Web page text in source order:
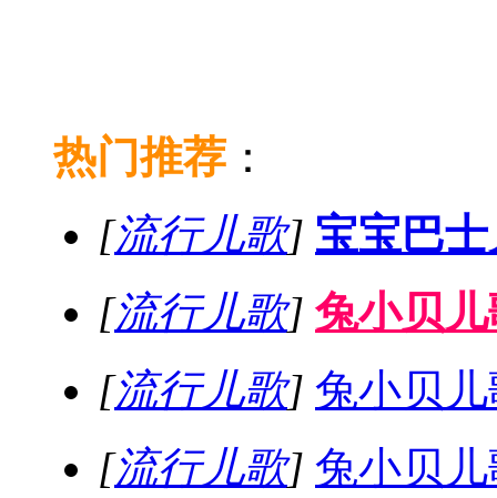
热门推荐：
[流行儿歌] 宝宝巴
[流行儿歌] 兔小贝
[流行儿歌] 兔小贝
[流行儿歌] 兔小贝